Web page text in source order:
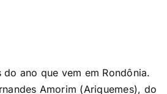
ano que vem em Rondônia.
Amorim (Ariquemes), do